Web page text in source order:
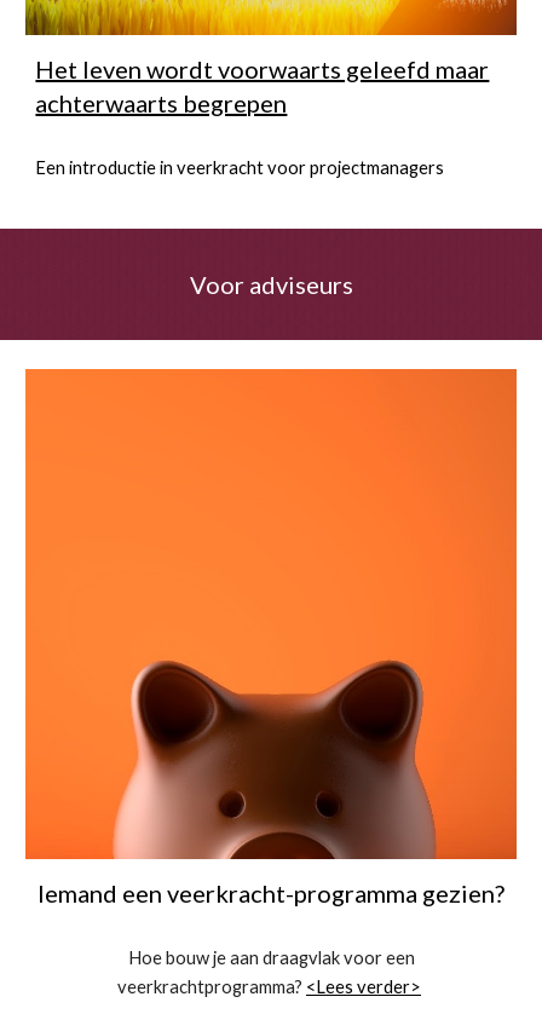
Het leven wordt voorwaarts geleefd maar
achterwaarts begrepen
Een introductie in veerkracht voor projectmanagers
Voor adviseurs
Iemand een veerkracht-programma gezien?
Hoe bouw je aan draagvlak voor een
veerkrachtprogramma? <Lees verder>